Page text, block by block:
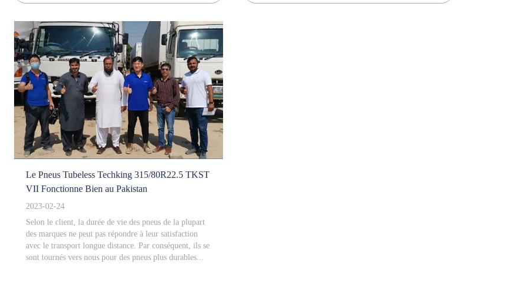
Le Pneus Tubeless Techking 315/80R22.5 TKST
VII Fonctionne Bien au Pakistan
2023-02-24
Selon le client, la durée de vie des pneus de la plupart
des marques ne peut pas répondre à leur satisfaction
avec le transport longue distance. Par conséquent, ils se
sont tournés vers nous pour des pneus plus durables...